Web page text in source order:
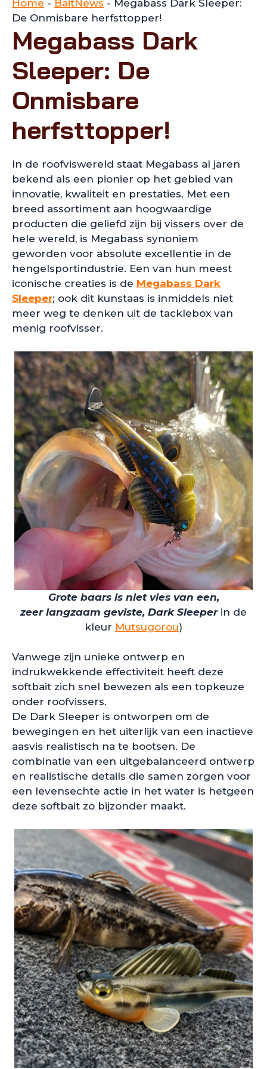
Home - BaitNews - Megabass Dark Sleeper:
De Onmisbare herfsttopper!
Megabass Dark
Sleeper: De
Onmisbare
herfsttopper!
In de roofviswereld staat Megabass al jaren
bekend als een pionier op het gebied van
innovatie, kwaliteit en prestaties. Met een
breed assortiment aan hoogwaardige
producten die geliefd zijn bij vissers over de
hele wereld, is Megabass synoniem
geworden voor absolute excellentie in de
hengelsportindustrie. Een van hun meest
iconische creaties is de Megabass Dark
Sleeper; ook dit kunstaas is inmiddels niet
meer weg te denken uit de tacklebox van
menig roofvisser.
Grote baars is niet vies van een,
zeer langzaam geviste, Dark Sleeperin de
kleur Mutsugorou)
Vanwege zijn unieke ontwerp en
indrukwekkende effectiviteit heeft deze
softbait zich snel bewezen als een topkeuze
onder roofvissers.
De Dark Sleeper is ontworpen om de
bewegingen en het uiterlijk van een inactieve
aasvis realistisch na te bootsen. De
combinatie van een uitgebalanceerd ontwerp
en realistische details die samen zorgen voor
een levensechte actie in het water is hetgeen
deze softbait zo bijzonder maakt.